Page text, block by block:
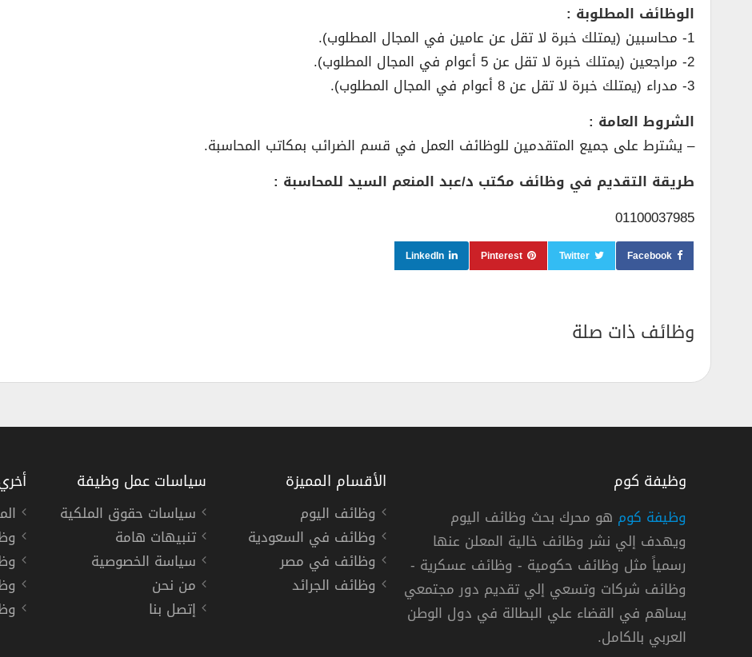
الوظائف المطلوبة :
1- محاسبين (يمتلك خبرة لا تقل عن عامين في المجال المطلوب).
2- مراجعين (يمتلك خبرة لا تقل عن 5 أعوام في المجال المطلوب).
3- مدراء (يمتلك خبرة لا تقل عن 8 أعوام في المجال المطلوب).
الشروط العامة :
– يشترط على جميع المتقدمين للوظائف العمل في قسم الضرائب بمكاتب المحاسبة.
طريقة التقديم في وظائف مكتب د/عبد المنعم السيد للمحاسبة :
01100037985
Facebook
Twitter
Pinterest
LinkedIn
وظائف ذات صلة
وظائف مالية وخدمة
مصرف أبو ظبي الإسلامي
فرص عمل في شركة كريم في مصر لعدة تخصصات
شركة كريم
« مصر »
وظيفة كوم
وظيفة كوم هو محرك بحث وظائف اليوم
ويهدف إلي نشر وظائف خالية المعلن عنها
رسمياً مثل وظائف حكومية - وظائف عسكرية -
وظائف شركات وتسعي إلي تقديم دور مجتمعي
يساهم في القضاء علي البطالة في دول الوطن
العربي بالكامل.
الأقسام المميزة
وظائف اليوم
وظائف في السعودية
وظائف في مصر
وظائف الجرائد
سياسات عمل وظيفة
سياسات حقوق الملكية
تنبيهات هامة
سياسة الخصوصية
من نحن
إتصل بنا